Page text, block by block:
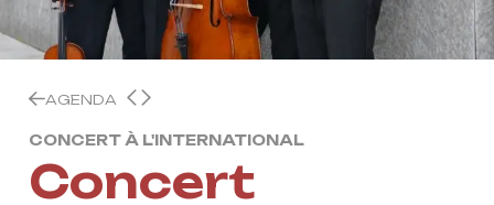
AGENDA
CONCERT À L'INTERNATIONAL
Concert